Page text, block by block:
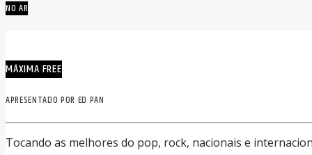
NO AR
MÁXIMA FREE
APRESENTADO POR ED PAN
Tocando as melhores do pop, rock, nacionais e